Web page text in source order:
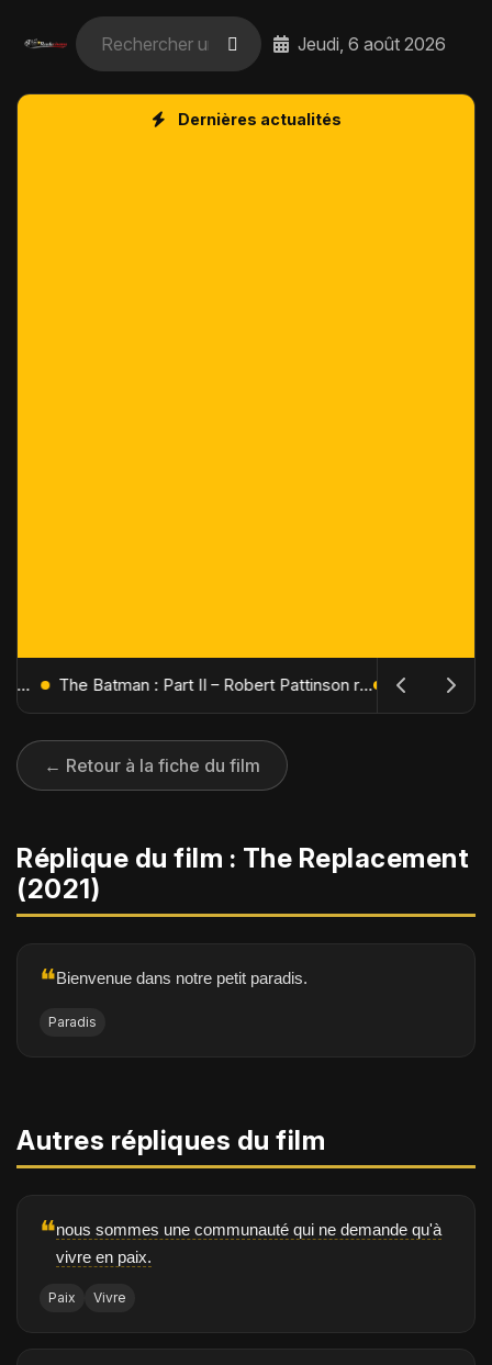
Jeudi, 6 août 2026
Dernières actualités
L'Âge de Glace : Le Réveil du Volcan – Manny, Sid et Diego de retour pour une aventure explosive The Batman : Part II – Robert Pattinson replonge dans les ténèbres de Gotham dès octobre 2027
← Retour à la fiche du film
Réplique du film : The Replacement
(2021)
❝Bienvenue dans notre petit paradis.
Paradis
Autres répliques du film
❝nous sommes une communauté qui ne demande qu'à
vivre en paix.
Paix Vivre